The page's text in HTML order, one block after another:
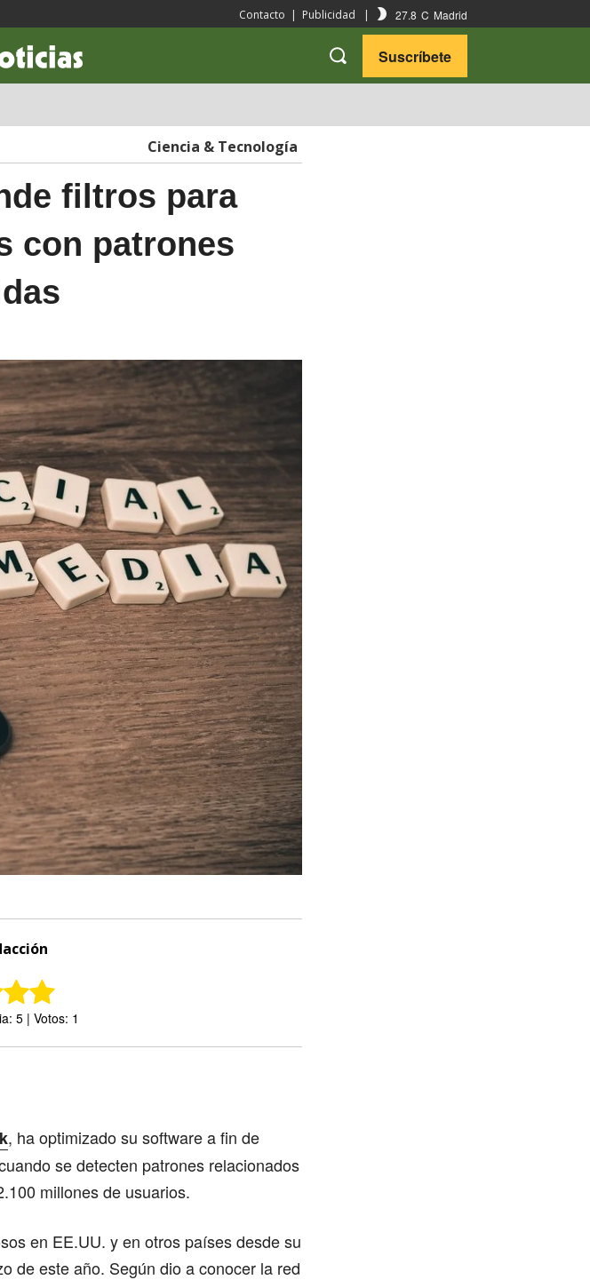
Contacto | Publicidad | 27.8 C Madrid
Suscríbete
Ciencia & Tecnología
filtros para
con patrones
5 | Votos: 1
, ha optimizado su software a fin de
se detecten patrones relacionados
millones de usuarios.
en EE.UU. y en otros países desde su
de este año. Según dio a conocer la red